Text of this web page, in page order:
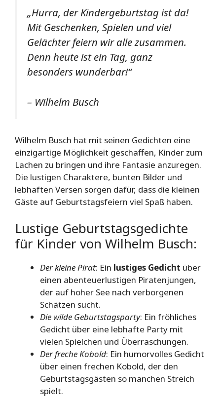
„Hurra, der Kindergeburtstag ist da!
Mit Geschenken, Spielen und viel
Gelächter feiern wir alle zusammen.
Denn heute ist ein Tag, ganz
besonders wunderbar!“
– Wilhelm Busch
Wilhelm Busch hat mit seinen Gedichten eine
einzigartige Möglichkeit geschaffen, Kinder zum
Lachen zu bringen und ihre Fantasie anzuregen.
Die lustigen Charaktere, bunten Bilder und
lebhaften Versen sorgen dafür, dass die kleinen
Gäste auf Geburtstagsfeiern viel Spaß haben.
Lustige Geburtstagsgedichte
für Kinder von Wilhelm Busch:
Der kleine Pirat: Ein lustiges Gedicht über
einen abenteuerlustigen Piratenjungen,
der auf hoher See nach verborgenen
Schätzen sucht.
Die wilde Geburtstagsparty: Ein fröhliches
Gedicht über eine lebhafte Party mit
vielen Spielchen und Überraschungen.
Der freche Kobold: Ein humorvolles Gedicht
über einen frechen Kobold, der den
Geburtstagsgästen so manchen Streich
spielt.